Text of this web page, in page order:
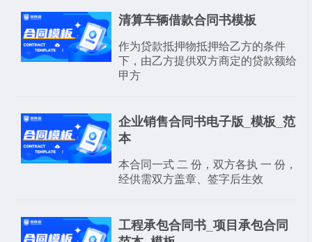
清算车辆借款合同书模板
作为贷款抵押物抵押给乙方的条件
下，由乙方提供双方商定的贷款额给
甲方
企业销售合同书电子版_模板_范
本
本合同一式 二 份，双方各执 一 份，
经供需双方盖章、签字后生效
工程承包合同书_项目承包合同